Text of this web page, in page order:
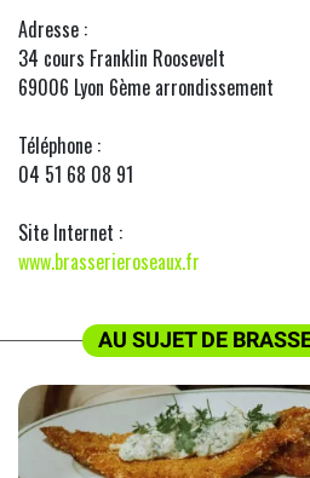
Adresse :
34 cours Franklin Roosevelt
69006 Lyon 6ème arrondissement
Téléphone :
04 51 68 08 91
Site Internet :
www.brasserieroseaux.fr
AU SUJET DE